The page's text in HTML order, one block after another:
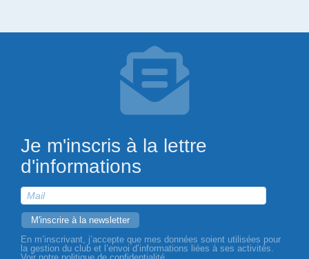
Je m'inscris à la lettre
d'informations
En m’inscrivant, j’accepte que mes données soient utilisées pour
la gestion du club et l’envoi d’informations liées à ses activités.